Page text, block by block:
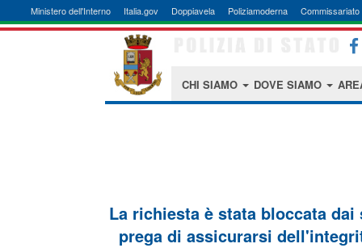
Ministero dell'Interno Italia.gov Doppiavela Poliziamoderna Commissariato
CHI SIAMO DOVE SIAMO
La richiesta è stata bloccata
prega di assicurarsi